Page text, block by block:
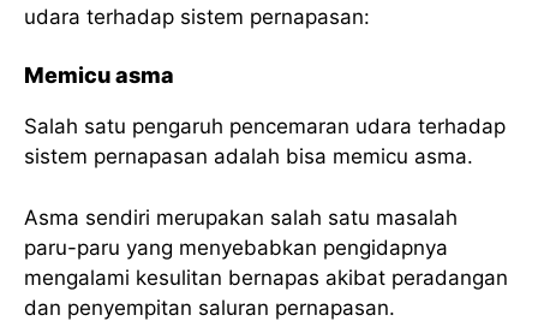
udara terhadap sistem pernapasan:
Memicu asma
Salah satu pengaruh pencemaran udara terhadap
sistem pernapasan adalah bisa memicu asma.
Asma sendiri merupakan salah satu masalah
paru-paru yang menyebabkan pengidapnya
mengalami kesulitan bernapas akibat peradangan
dan penyempitan saluran pernapasan.